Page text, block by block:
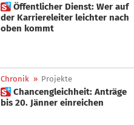
 Öffentlicher Dienst: Wer auf
der Karriereleiter leichter nach
oben kommt
Chronik » Projekte
 Chancengleichheit: Anträge
bis 20. Jänner einreichen